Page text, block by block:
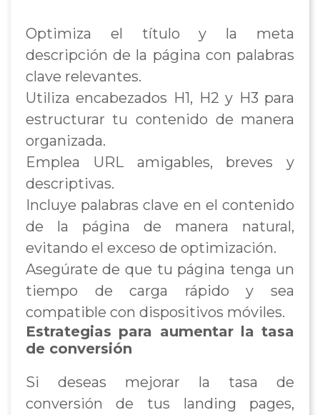
Optimiza el título y la meta
descripción de la página con palabras
clave relevantes.
Utiliza encabezados H1, H2 y H3 para
estructurar tu contenido de manera
organizada.
Emplea URL amigables, breves y
descriptivas.
Incluye palabras clave en el contenido
de la página de manera natural,
evitando el exceso de optimización.
Asegúrate de que tu página tenga un
tiempo de carga rápido y sea
compatible con dispositivos móviles.
Estrategias para aumentar la tasa
de conversión
Si deseas mejorar la tasa de
conversión de tus landing pages,